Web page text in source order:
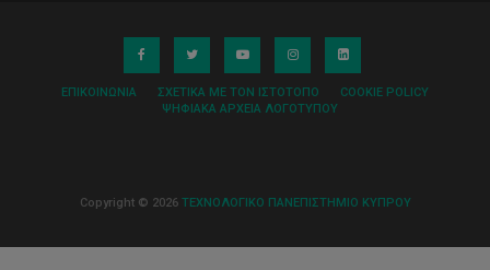
ΕΠΙΚΟΙΝΩΝΊΑ ΣΧΕΤΙΚΆ ΜΕ ΤΟΝ ΙΣΤΌΤΟΠΟ
COOKIE POLICY
ΨΗΦΙΑΚΆ ΑΡΧΕΊΑ ΛΟΓΌΤΥΠΟΥ
Copyright © 2026 ΤΕΧΝΟΛΟΓΙΚΟ ΠΑΝΕΠΙΣΤΗΜΙΟ ΚΥΠΡΟΥ